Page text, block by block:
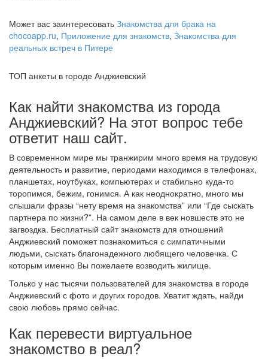
Может вас заинтересовать Знакомства для брака на
chocoapp.ru, Приложение для знакомств, Знакомства для
реальных встреч в Питере
ТОП анкеты в городе Анджиевский
Как найти знакомства из города
Анджиевский? На этот вопрос тебе
ответит наш сайт.
В современном мире мы транжирим много время на трудовую
деятельность и развитие, периодами находимся в телефонах,
планшетах, ноутбуках, компьютерах и стабильно куда-то
торопимся, бежим, гонимся. А как неоднократно, много мы
слышали фразы “нету время на знакомства” или “Где сыскать
партнера по жизни?”. На самом деле в век новшеств это не
загвоздка. Бесплатный сайт знакомств для отношений
Анджиевский поможет познакомиться с симпатичными
людьми, сыскать благонадежного любящего человечка. С
которым именно Вы пожелаете возводить жилище.
Только у нас тысячи пользователей для знакомства в городе
Анджиевский с фото и других городов. Хватит ждать, найди
свою любовь прямо сейчас.
Как перевести виртуальное
знакомство в реал?